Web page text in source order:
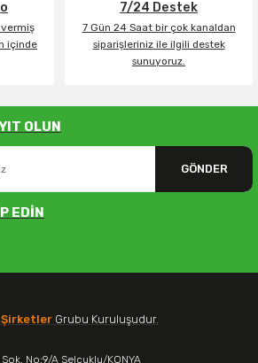
içinde
7/24 Destek
7 Gün 24 Saat bir çok kanaldan
siparişleriniz ile ilgili destek
sunuyoruz.
OLUN
GÖNDER
EDİN
Grubu Kuruluşudur.
No:9/A Selçuklu/KONYA